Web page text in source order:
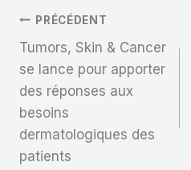
Navigation
De
L’article
PRÉCÉDENT
Tumors, Skin & Cancer
se lance pour apporter
des réponses aux
besoins
dermatologiques des
patients